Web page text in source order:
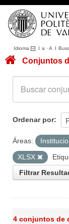
Idioma I a ·A I
Conjuntos de datos
Acerca de
Portal de
Conjuntos
Ordenar por
Áreas:
XLSX
Filtrar
4 conjuntos de